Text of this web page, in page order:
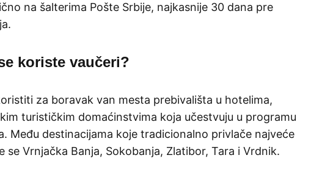
na šalterima Pošte Srbije, najkasnije 30 dana pre
koriste vaučeri?
za boravak van mesta prebivališta u hotelima,
turističkim domaćinstvima koja učestvuju u programu
Među destinacijama koje tradicionalno privlače najveće
se Vrnjačka Banja, Sokobanja, Zlatibor, Tara i Vrdnik.